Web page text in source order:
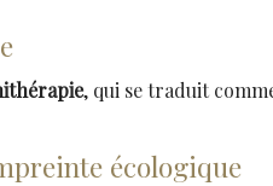
, qui se traduit
écologique